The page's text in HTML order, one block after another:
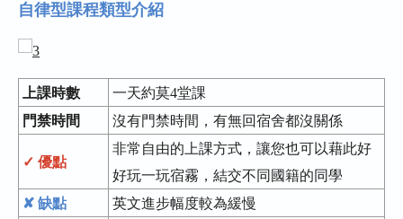
自律型課程類型介紹
上課時數
一天約莫4堂課
門禁時間
沒有門禁時間，有無回宿舍都沒關係
✓ 優點
非常自由的上課方式，讓您也可以藉此好
好玩一玩宿霧，結交不同國籍的同學
✘ 缺點
英文進步幅度較為緩慢